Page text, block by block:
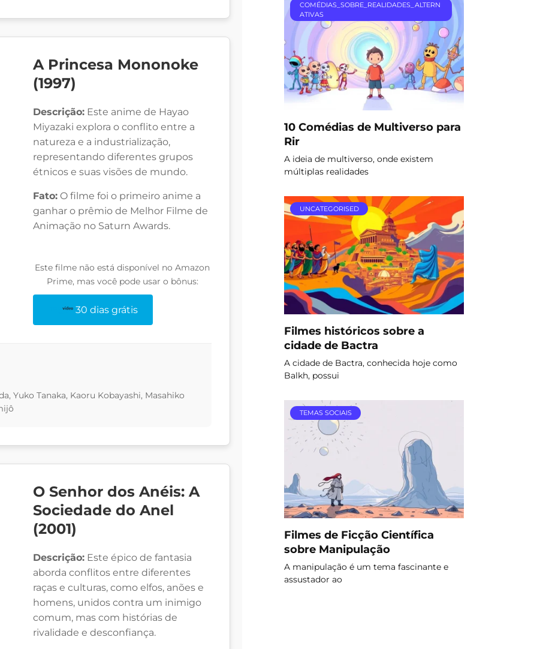
A Princesa Mononoke
(1997)
Descrição: Este anime de Hayao
Miyazaki explora o conflito entre a
natureza e a industrialização,
representando diferentes grupos
étnicos e suas visões de mundo.
Fato: O filme foi o primeiro anime a
ganhar o prêmio de Melhor Filme de
Animação no Saturn Awards.
Este filme não está disponível no Amazon
Prime, mas você pode usar o bônus:
30 dias grátis
Yuko Tanaka, Kaoru Kobayashi, Masahiko
O Senhor dos Anéis: A
Sociedade do Anel
(2001)
Descrição: Este épico de fantasia
aborda conflitos entre diferentes
raças e culturas, como elfos, anões e
homens, unidos contra um inimigo
comum, mas com histórias de
rivalidade e desconfiança.
COMÉDIAS_SOBRE_REALIDADES_ALTERN
ATIVAS
10 Comédias de Multiverso para
Rir
A ideia de multiverso, onde existem
múltiplas realidades
UNCATEGORISED
Filmes históricos sobre a
cidade de Bactra
A cidade de Bactra, conhecida hoje como
Balkh, possui
TEMAS SOCIAIS
Filmes de Ficção Científica
sobre Manipulação
A manipulação é um tema fascinante e
assustador ao